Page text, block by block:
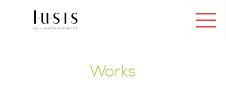
Works